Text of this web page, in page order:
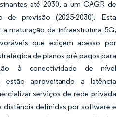
até 2030, a um CAGR de
de previsão (2025-2030). Esta
maturação da infraestrutura 5G,
que exigem acesso por
de planos pré-pagos para
à conectividade de nível
estão aproveitando a latência
serviços de rede privada
distância definidas por software e